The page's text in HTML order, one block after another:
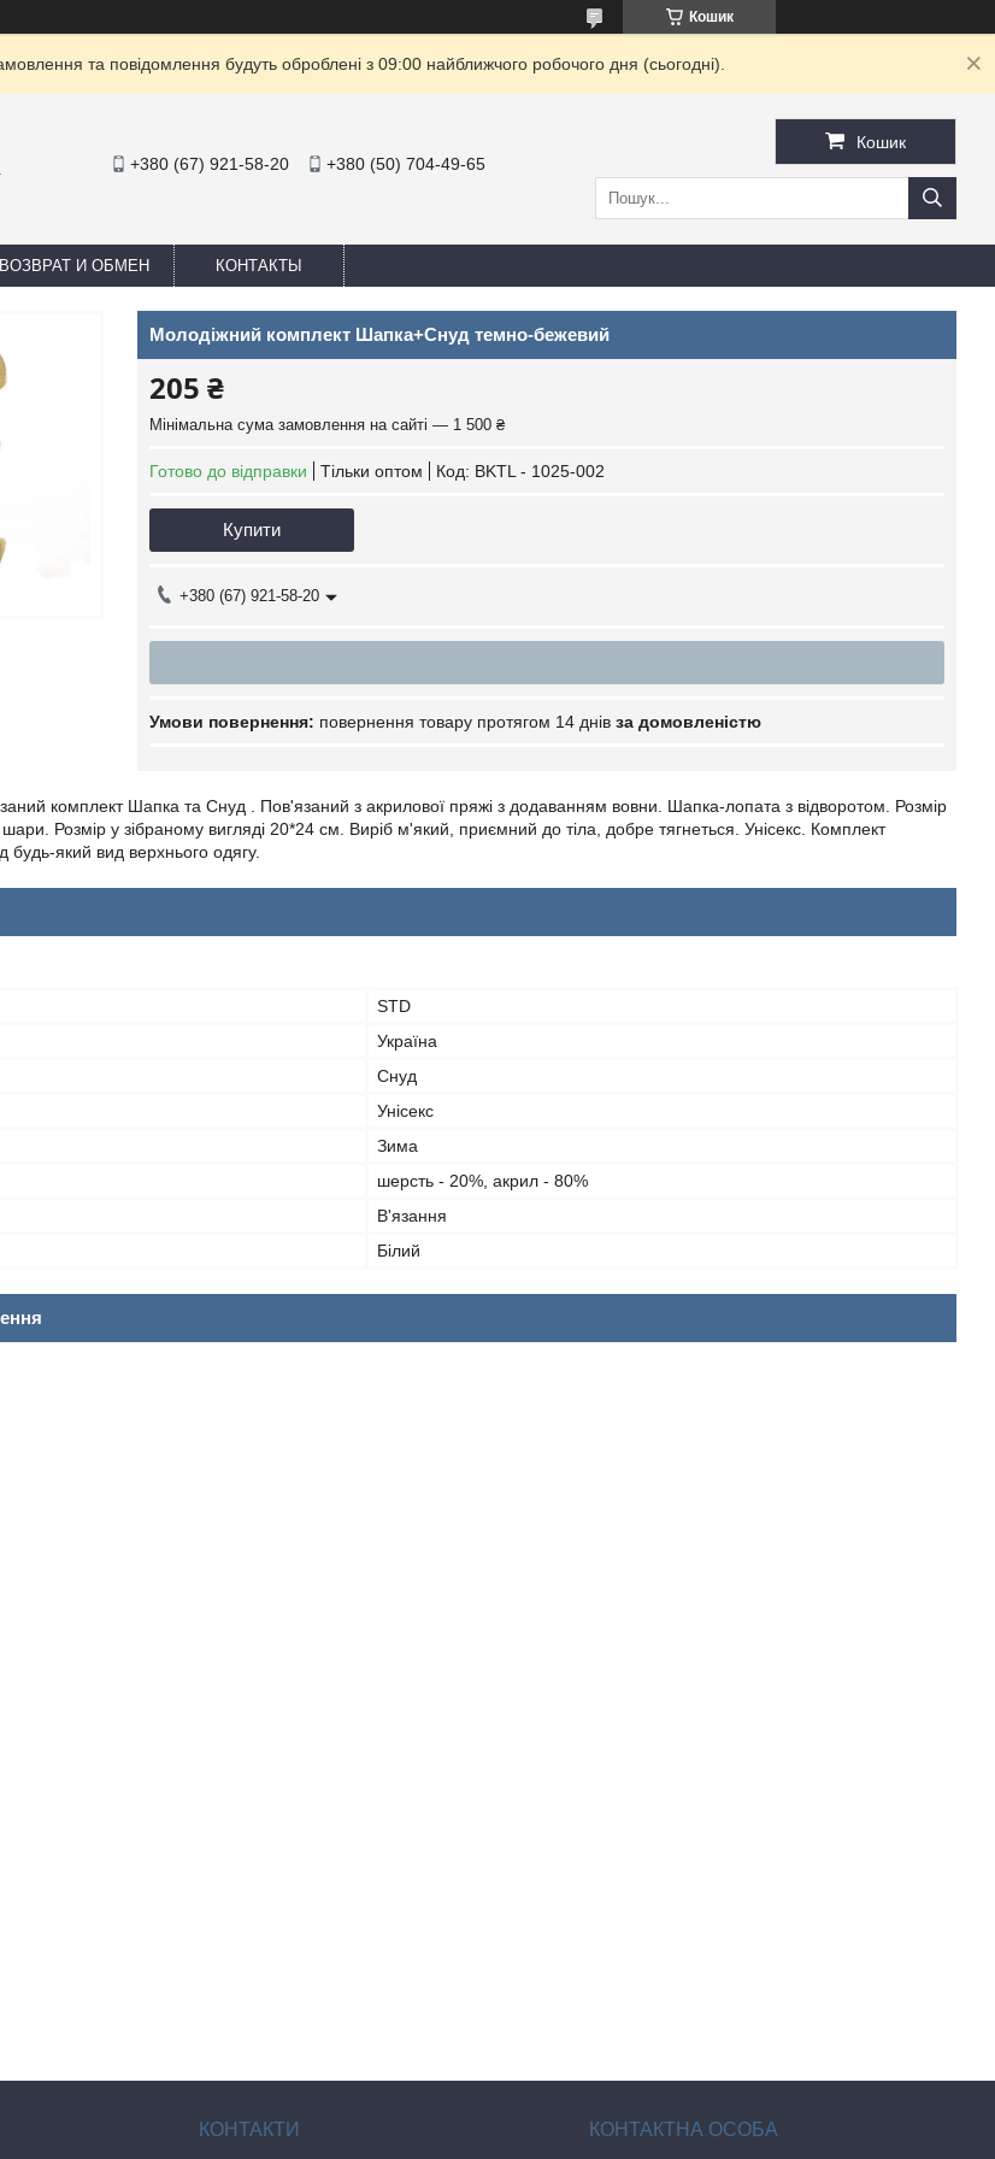
Кошик
та повідомлення будуть оброблені з 09:00 найближчого робочого дня (сьогодні).
+380 (67) 921-58-20 +380 (50) 704-49-65
Кошик
ВОЗВРАТ И ОБМЕН КОНТАКТЫ
Молодіжний комплект Шапка+Снуд темно-бежевий
205 ₴
Мінімальна сума замовлення на сайті — 1 500 ₴
Готово до відправки Тільки оптом Код: BKТL - 1025-002
Купити
+380 (67) 921-58-20
повернення товару протягом 14 днів за домовленістю
комплект Шапка та Снуд . Пов'язаний з акрилової пряжі з додаванням вовни. Шапка-лопата з відворотом. Розмір
Розмір у зібраному вигляді 20*24 см. Виріб м'який, приємний до тіла, добре тягнеться. Унісекс. Комплект
будь-який вид верхнього одягу.
STD
Україна
Снуд
Унісекс
Зима
шерсть - 20%, акрил - 80%
В'язання
Білий